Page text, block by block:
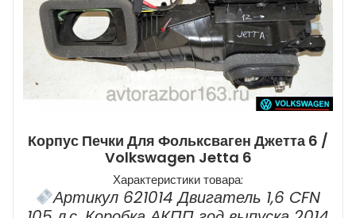
Корпус Печки Для Фольксваген Джетта 6 /
Volkswagen Jetta 6
Характеристики товара:
Артикул 621014 Двигатель 1,6 CFN